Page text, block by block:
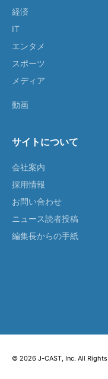
経済
IT
エンタメ
スポーツ
メディア
動画
サイトについて
会社案内
採用情報
お問い合わせ
ニュース読者投稿
編集長からの手紙
© 2026 J-CAST, Inc. All Rights